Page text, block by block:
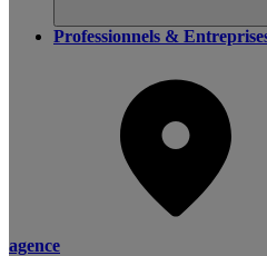
Professionnels &
agence